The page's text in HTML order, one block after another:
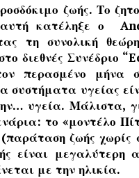
ζωής. Το
αυτή κατέληξε ο
τη συνολική
διεθνές
περασμένο μήνα
συστήματα υγείας
υγεία. Μάλιστα,
το «μοντέλο
ζωής χωρίς
είναι
με την ηλικία.